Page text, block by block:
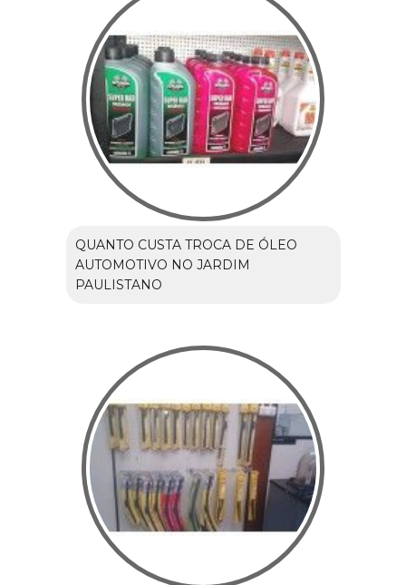
QUANTO CUSTA TROCA DE ÓLEO
AUTOMOTIVO NO JARDIM
PAULISTANO